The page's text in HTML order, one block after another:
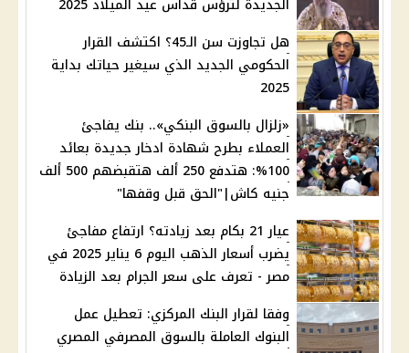
هل تجاوزت سن الـ45؟ اكتشف القرار
الحكومي الجديد الذي سيغير حياتك بداية
2025
«زلزال بالسوق البنكي».. بنك يفاجئ
العملاء بطرح شهادة ادخار جديدة بعائد
100%: هتدفع 250 ألف هتقبضهم 500 ألف
جنيه كاش|"الحق قبل وقفها"
عيار 21 بكام بعد زيادته؟ ارتفاع مفاجئ
يضرب أسعار الذهب اليوم 6 يناير 2025 في
مصر - تعرف على سعر الجرام بعد الزيادة
وفقا لقرار البنك المركزي: تعطيل عمل
البنوك العاملة بالسوق المصرفي المصري